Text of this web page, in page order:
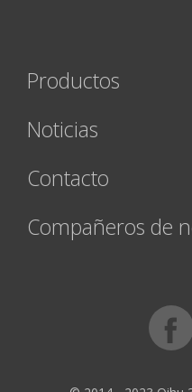
Productos
Noticias
Contacto
Compañeros de